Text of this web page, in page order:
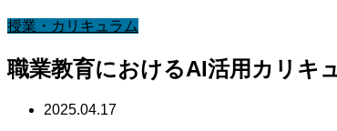
授業・カリキュラム
職業教育におけるAI活用カリキ
2025.04.17